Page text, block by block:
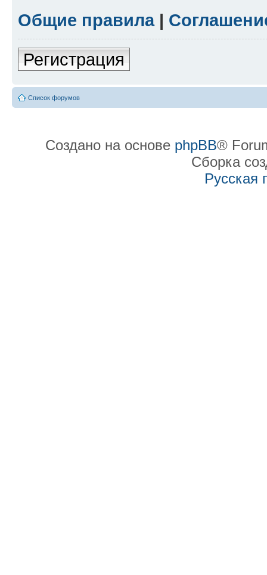
Общие правила|
Регистрация
Список форумов
Создано на основе phpBB®
Сборка
Русская